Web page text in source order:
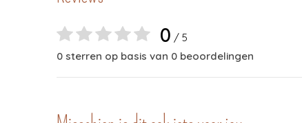
0 / 5
0 sterren op basis van 0 beoordelingen